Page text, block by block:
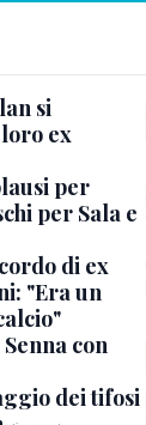
si
ex
per
per Sala e
di ex
"Era un
con
dei tifosi